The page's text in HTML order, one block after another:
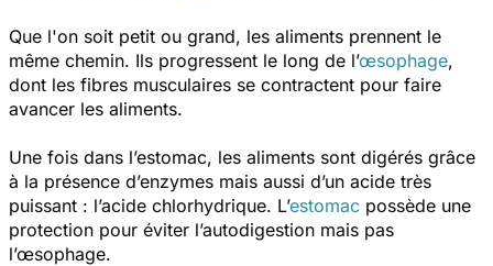
Que l'on soit petit ou grand, les aliments prennent le
même chemin. Ils progressent le long de l’œsophage,
dont les fibres musculaires se contractent pour faire
avancer les aliments.
Une fois dans l’estomac, les aliments sont digérés grâce
à la présence d’enzymes mais aussi d’un acide très
puissant : l’acide chlorhydrique. L’estomac possède une
protection pour éviter l’autodigestion mais pas
l’œsophage.